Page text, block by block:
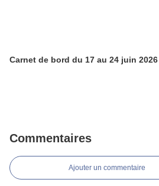
Carnet de bord du 17 au 24 juin 2026
Commentaires
Ajouter un commentaire